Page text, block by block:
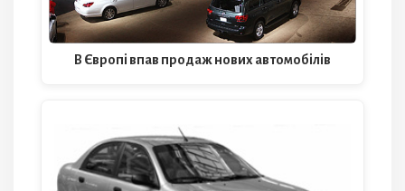
В Європі впав продаж нових автомобілів